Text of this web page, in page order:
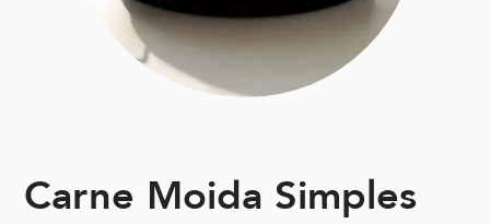
Carne Moida Simples